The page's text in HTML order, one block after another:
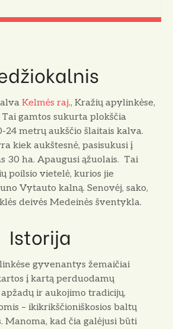
Kelmės raj., Kražių apylinkėse,
gamtos sukurta plokščia
24 metrų aukščio šlaitais kalva.
kiek aukštesnė, pasisukusi į
30 ha. Apaugusi ąžuolais. Tai
poilsio vietelė, kurios jie
Vytauto kalną. Senovėj, sako,
deivės Medeinės šventykla.
Istorija
gyvenantys žemaičiai
į kartą perduodamų
ir aukojimo tradicijų,
– ikikrikščioniškosios baltų
Manoma, kad čia galėjusi būti